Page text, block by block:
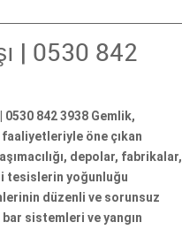
| 0530 842
0530 842 3938 Gemlik,
faaliyetleriyle öne çıkan
depolar, fabrikalar,
tesislerin yoğunluğu
düzenli ve sorunsuz
sistemleri ve yangın